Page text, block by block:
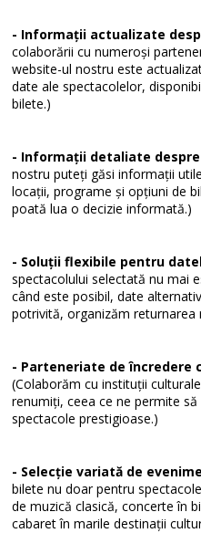
- Informații actualizate
colaborării cu numeroși
website-ul nostru este
date ale spectacolelor,
bilete.)
- Informații detaliate
nostru puteți găsi informații
locații, programe și opțiuni de
poată lua o decizie informată.)
- Soluții flexibile pentru
spectacolului selectată nu mai
când este posibil, date
potrivită, organizăm returnarea
- Parteneriate de încredere
(Colaborăm cu instituții
renumiți, ceea ce ne permite
spectacole prestigioase.)
- Selecție variată de
bilete nu doar pentru
de muzică clasică, concerte în
cabaret în marile destinații